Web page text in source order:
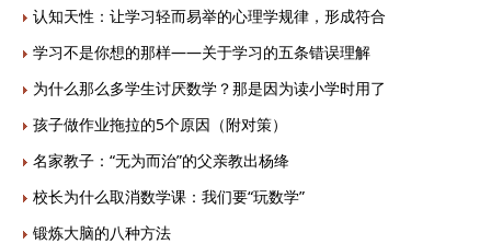
认知天性：让学习轻而易举的心理学规律，形成符合
学习不是你想的那样——关于学习的五条错误理解
为什么那么多学生讨厌数学？那是因为读小学时用了
孩子做作业拖拉的5个原因（附对策）
名家教子：“无为而治”的父亲教出杨绛
校长为什么取消数学课：我们要“玩数学”
锻炼大脑的八种方法